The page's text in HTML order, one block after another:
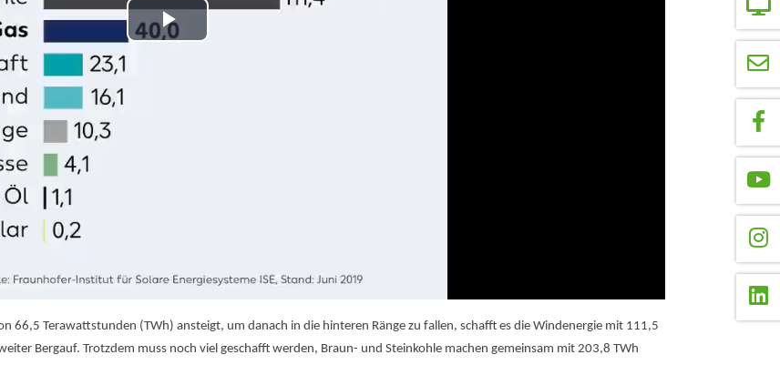
Video
66,5 Terawattstunden (TWh) ansteigt, um danach in die hinteren Ränge zu fallen, schafft es die Windenergie mit 111,5
Bergauf. Trotzdem muss noch viel geschafft werden, Braun- und Steinkohle machen gemeinsam mit 203,8 TWh